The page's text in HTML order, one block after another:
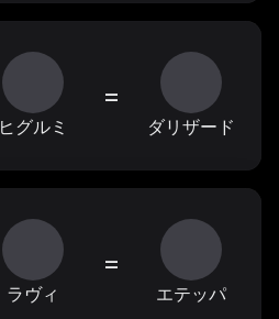
ヒグルミ
=
ダリザード
ラヴィ
=
エテッパ